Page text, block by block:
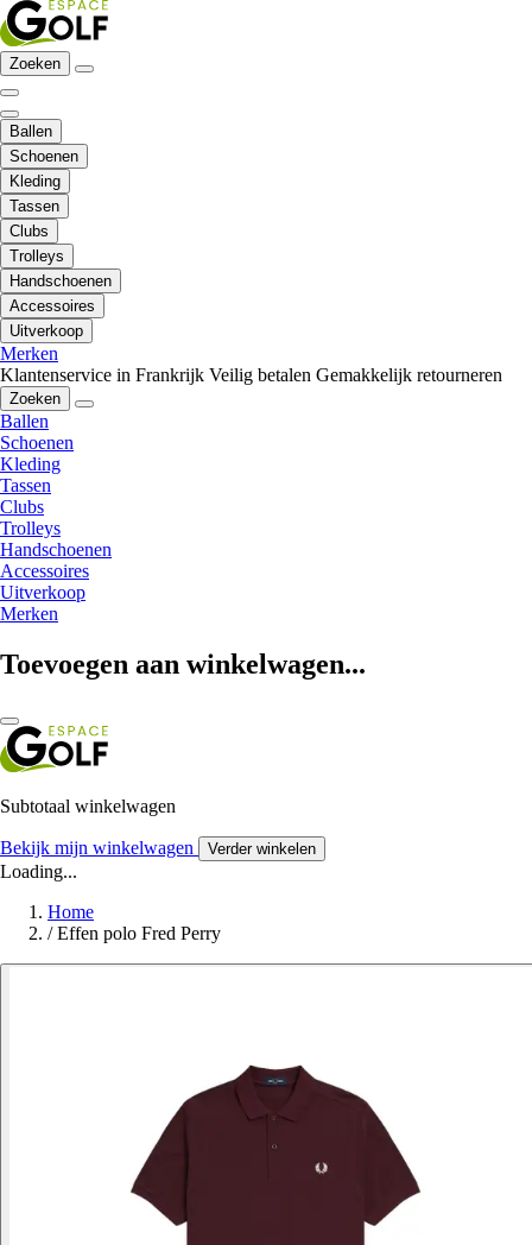
Zoeken
Ballen
Schoenen
Kleding
Tassen
Clubs
Trolleys
Handschoenen
Accessoires
Uitverkoop
Merken
Klantenservice in Frankrijk Veilig betalen Gemakkelijk retourneren
Zoeken
Ballen
Schoenen
Kleding
Tassen
Clubs
Trolleys
Handschoenen
Accessoires
Uitverkoop
Merken
Toevoegen aan winkelwagen...
Subtotaal winkelwagen
Bekijk mijn winkelwagen Verder winkelen
Loading...
Home
/ Effen polo Fred Perry